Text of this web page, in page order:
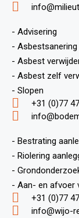
- Advisering
- Asbestsanering
- Asbest
- Asbest zelf
- Slopen
+31 (0)77
- Bestrating
- Riolering
-
- Aan- en afvoer
+31 (0)77
info@wijo-